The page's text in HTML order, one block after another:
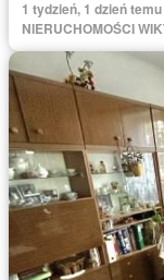
1 tydzień, 1 dzień
NIERUCHOMOŚCI